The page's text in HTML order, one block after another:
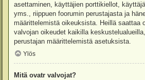
asettaminen, käyttäjien porttikiellot,
yms., riippuen foorumin perustajasta ja
määrittelemistä oikeuksista. Heillä saattaa
valvojan oikeudet kaikilla
perustajan määrittelemistä asetuksista.
Ylös
Mitä ovatr valvojat?